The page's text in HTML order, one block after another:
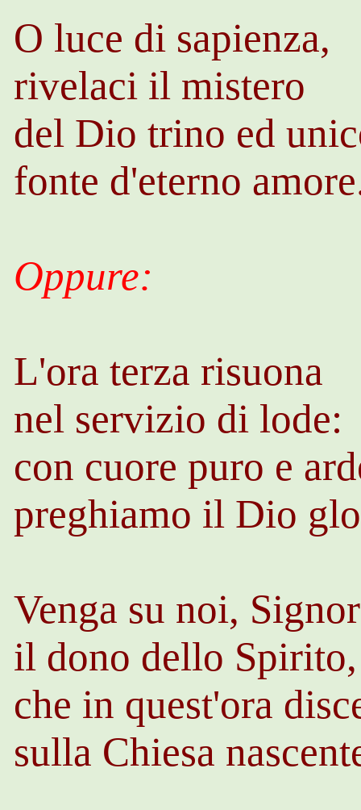
O luce di sapienza,
rivelaci il mistero
del Dio trino ed
fonte d'eterno
Oppure:
L'ora terza risuona
nel servizio di lode:
con cuore puro e
preghiamo il Dio
Venga su noi,
il dono dello Spirito,
che in quest'ora
sulla Chiesa